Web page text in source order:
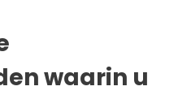
waarin u